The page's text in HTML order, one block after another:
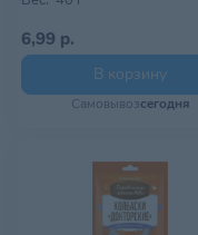
6,99 р.
В корзину
Самовывозсегодня